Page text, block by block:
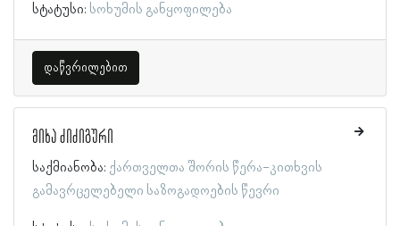
სტატუსი: სოხუმის განყოფილება
დაწვრილებით
მიხა ძიძიგური
საქმიანობა: ქართველთა შორის წერა-კითხვის
გამავრცელებელი საზოგადოების წევრი